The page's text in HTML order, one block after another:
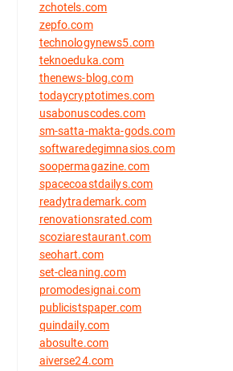
zchotels.com
zepfo.com
technologynews5.com
teknoeduka.com
thenews-blog.com
todaycryptotimes.com
usabonuscodes.com
sm-satta-makta-gods.com
softwaredegimnasios.com
soopermagazine.com
spacecoastdailys.com
readytrademark.com
renovationsrated.com
scoziarestaurant.com
seohart.com
set-cleaning.com
promodesignai.com
publicistspaper.com
quindaily.com
abosulte.com
aiverse24.com